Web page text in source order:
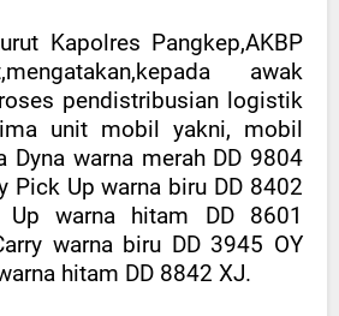
Kapolres Pangkep,AKBP
awak
pendistribusian logistik
unit mobil yakni, mobil
Dyna warna merah DD 9804
Pick Up warna biru DD 8402
Up warna hitam DD 8601
warna biru DD 3945 OY
hitam DD 8842 XJ.